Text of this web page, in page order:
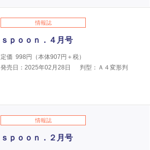
情報誌
ｓｐｏｏｎ．４月号
定価 998円（本体907円＋税）
発売日：2025年02月28日
判型：Ａ４変形判
情報誌
ｓｐｏｏｎ．２月号